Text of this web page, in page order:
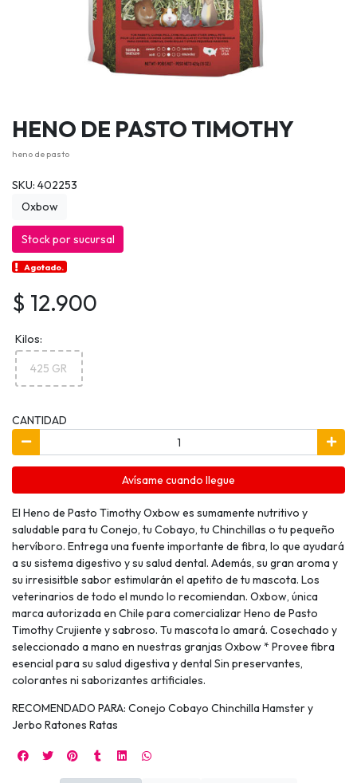
HENO DE PASTO TIMOTHY
heno de pasto
SKU: 402253
Oxbow
Stock por sucursal
Agotado.
$ 12.900
Kilos:
425 GR
CANTIDAD
Avísame cuando llegue
El Heno de Pasto Timothy Oxbow es sumamente nutritivo y
saludable para tu Conejo, tu Cobayo, tu Chinchillas o tu pequeño
hervíboro. Entrega una fuente importante de fibra, lo que ayudará
a su sistema digestivo y su salud dental. Además, su gran aroma y
su irresisitble sabor estimularán el apetito de tu mascota. Los
veterinarios de todo el mundo lo recomiendan. Oxbow, única
marca autorizada en Chile para comercializar Heno de Pasto
Timothy Crujiente y sabroso. Tu mascota lo amará. Cosechado y
seleccionado a mano en nuestras granjas Oxbow * Provee fibra
esencial para su salud digestiva y dental Sin preservantes,
colorantes ni saborizantes artificiales.
RECOMENDADO PARA: Conejo Cobayo Chinchilla Hamster y
Jerbo Ratones Ratas